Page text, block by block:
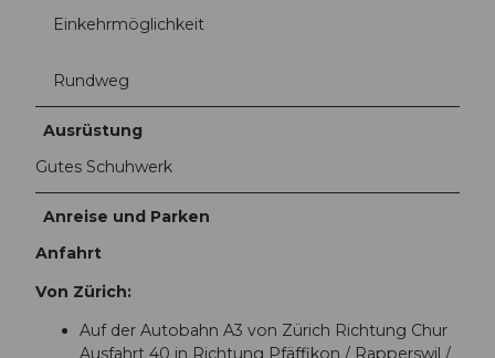
Einkehrmöglichkeit
Rundweg
Ausrüstung
Gutes Schuhwerk
Anreise und Parken
Anfahrt
Von Zürich:
Auf der Autobahn A3 von Zürich Richtung Chur
Ausfahrt 40 in Richtung Pfäffikon / Rapperswil /